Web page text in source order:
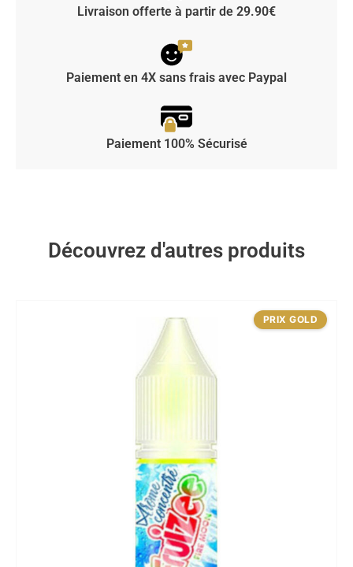
Livraison offerte à partir de 29.90€
Paiement en 4X sans frais avec Paypal
Paiement 100% Sécurisé
Découvrez d'autres produits
PRIX GOLD